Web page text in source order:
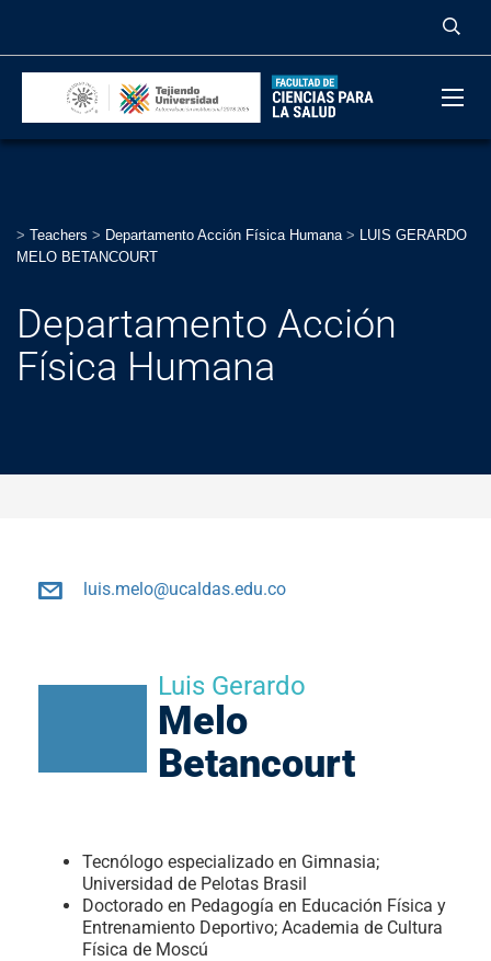
> Teachers > Departamento Acción Física Humana> LUIS GERARDO
MELO BETANCOURT
Departamento Acción
Física Humana
luis.melo@ucaldas.edu.co
Luis Gerardo
Melo
Betancourt
Tecnólogo especializado en Gimnasia;
Universidad de Pelotas Brasil
Doctorado en Pedagogía en Educación Física y
Entrenamiento Deportivo; Academia de Cultura
Física de Moscú